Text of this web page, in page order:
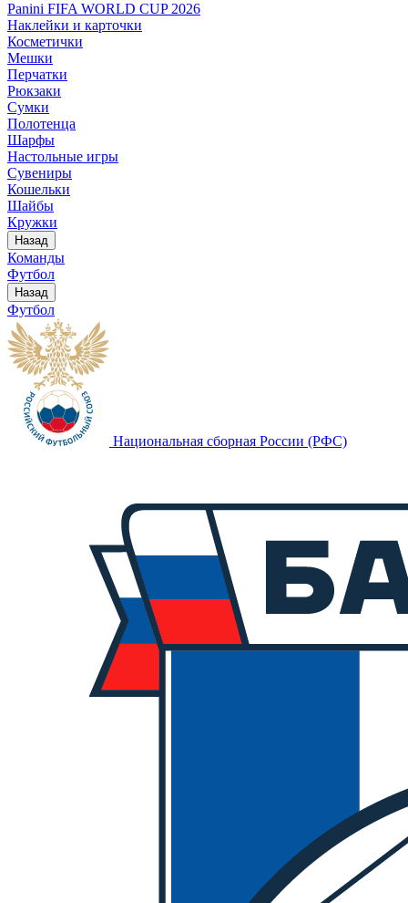
Panini FIFA WORLD CUP 2026
Наклейки и карточки
Косметички
Мешки
Перчатки
Рюкзаки
Сумки
Полотенца
Шарфы
Настольные игры
Сувениры
Кошельки
Шайбы
Кружки
Назад
Команды
Футбол
Назад
Футбол
Национальная сборная России (РФС)